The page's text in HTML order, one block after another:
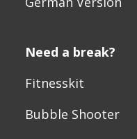
Need a break?
Fitnesskit
Bubble Shooter